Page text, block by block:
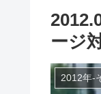
ージ
2012年-